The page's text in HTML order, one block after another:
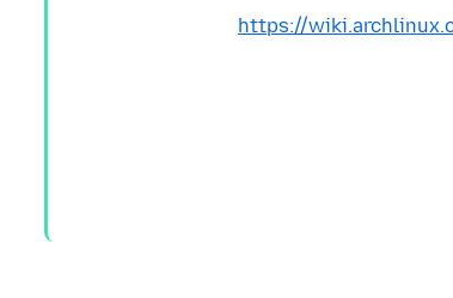
https://